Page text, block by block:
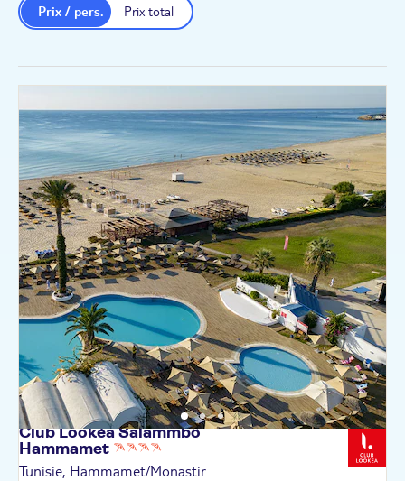
Prix total
Prix / pers.
Club Lookéa Salammbô
Hammamet
Tunisie, Hammamet/Monastir